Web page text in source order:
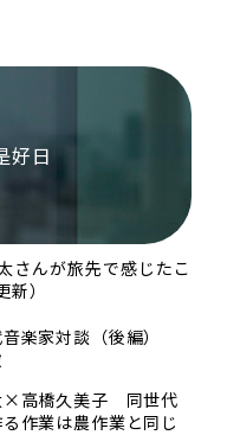
好日
さんが旅先で感じたこ
）
楽家対談（後編）
×高橋久美子 同世代
作業は農作業と同じ